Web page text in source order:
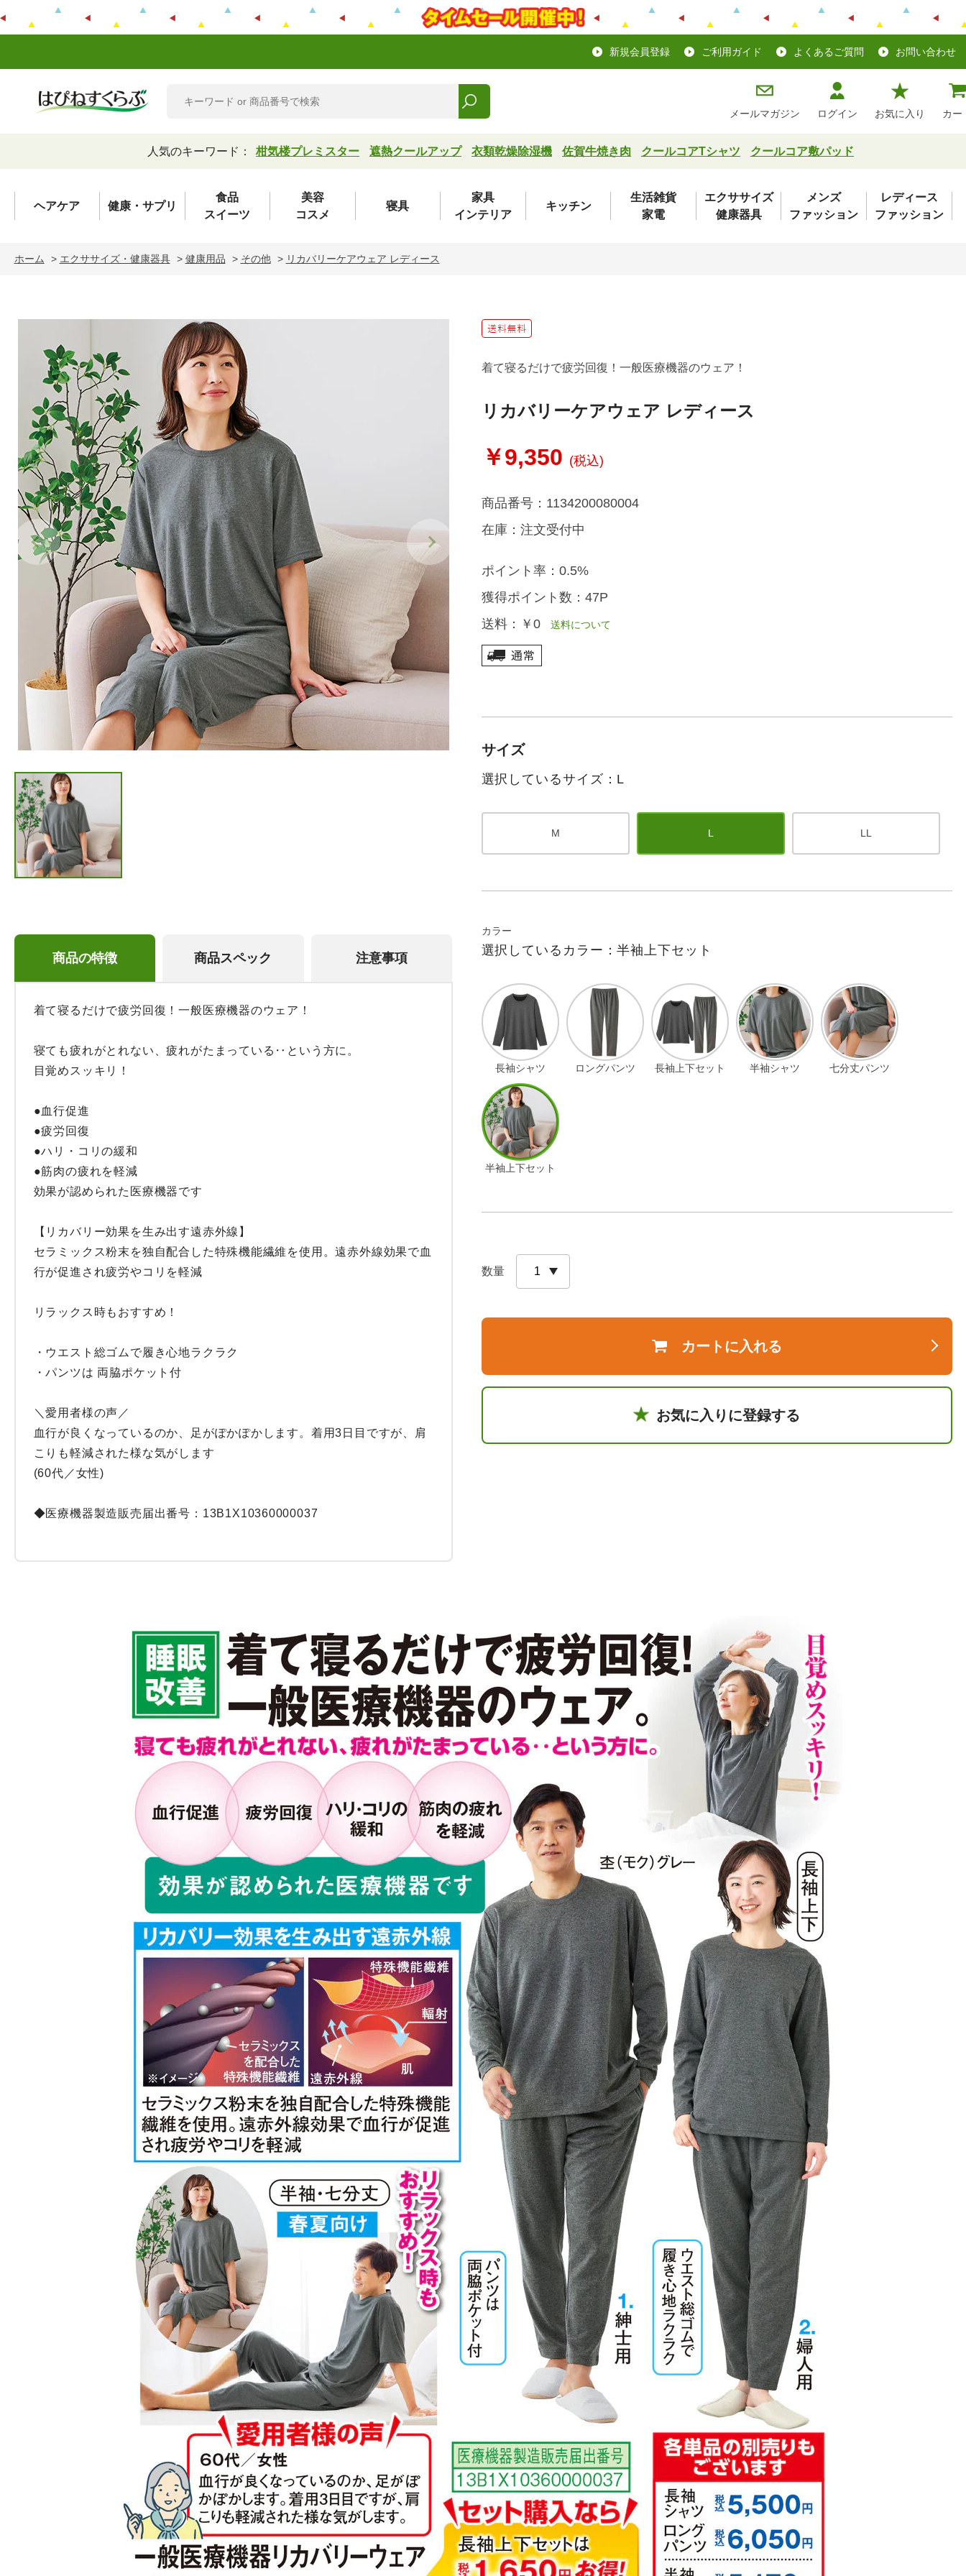
新規会員登録 ご利用ガイド よくあるご質問 お問い合わせ
メールマガジン ログイン お気に入り カー
人気のキーワード： 柑気楼プレミスター 遮熱クールアップ 衣類乾燥除湿機 佐賀牛焼き肉 クールコアTシャツ クールコア敷パッド
ヘアケア 健康・サプリ
食品
スイーツ
美容
コスメ
寝具
家具
インテリア
キッチン
生活雑貨
家電
エクササイズ
健康器具
メンズ
ファッション
レディース
ファッション
ホーム > エクササイズ・健康器具 > 健康用品 > その他 > リカバリーケアウェア レディース
商品の特徴 商品スペック 注意事項
着て寝るだけで疲労回復！一般医療機器のウェア！
寝ても疲れがとれない、疲れがたまっている‥という方に。
目覚めスッキリ！
●血行促進
●疲労回復
●ハリ・コリの緩和
●筋肉の疲れを軽減
効果が認められた医療機器です
【リカバリー効果を生み出す遠赤外線】
セラミックス粉末を独自配合した特殊機能繊維を使用。遠赤外線効果で血
行が促進され疲労やコリを軽減
リラックス時もおすすめ！
・ウエスト総ゴムで履き心地ラクラク
・パンツは 両脇ポケット付
＼愛用者様の声／
血行が良くなっているのか、足がぽかぽかします。着用3日目ですが、肩
こりも軽減された様な気がします
(60代／女性)
◆医療機器製造販売届出番号：13B1X10360000037
着て寝るだけで疲労回復！一般医療機器のウェア！
リカバリーケアウェア レディース
￥9,350 (税込)
商品番号： 1134200080004
在庫： 注文受付中
ポイント率： 0.5%
獲得ポイント数： 47P
送料： ￥0送料について
サイズ
選択しているサイズ：L
M L LL
カラー
選択しているカラー：半袖上下セット
長袖シャツ ロングパンツ 長袖上下セット 半袖シャツ 七分丈パンツ
半袖上下セット
数量
カートに入れる
お気に入りに登録する